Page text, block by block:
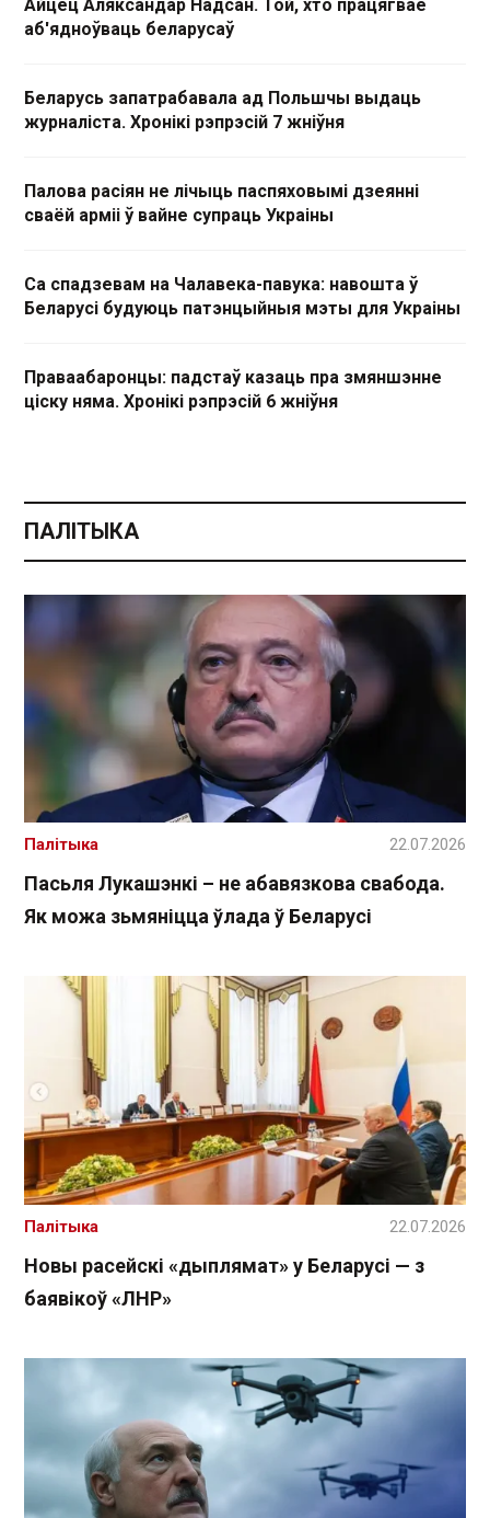
Айцец Аляксандар Надсан. Той, хто працягвае
аб'ядноўваць беларусаў
Беларусь запатрабавала ад Польшчы выдаць
журналіста. Хронікі рэпрэсій 7 жніўня
Палова расіян не лічыць паспяховымі дзеянні
сваёй арміі ў вайне супраць Украіны
Са спадзевам на Чалавека-павука: навошта ў
Беларусі будуюць патэнцыйныя мэты для Украіны
Праваабаронцы: падстаў казаць пра змяншэнне
ціску няма. Хронікі рэпрэсій 6 жніўня
ПАЛІТЫКА
Пасьля Лукашэнкі – не абавязкова свабода.
Як можа зьмяніцца ўлада ў Беларусі
Палітыка 22.07.2026
Новы расейскі «дыплямат» у Беларусі — з
баявікоў «ЛНР»
Палітыка 22.07.2026